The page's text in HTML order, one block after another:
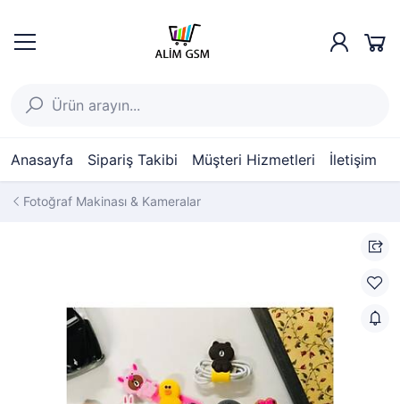
Anasayfa Sipariş Takibi Müşteri Hizmetleri İletişim
Fotoğraf Makinası & Kameralar